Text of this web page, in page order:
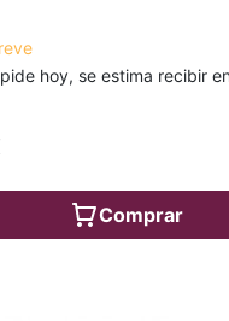
hoy, se estima recibir
Comprar